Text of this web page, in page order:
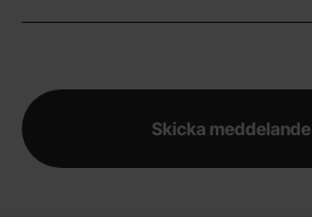
Skicka meddelande